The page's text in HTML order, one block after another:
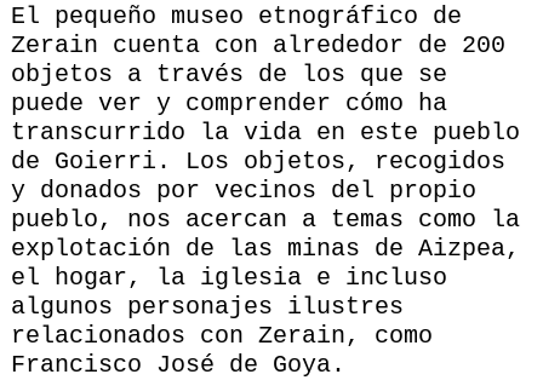
El pequeño museo etnográfico de
Zerain cuenta con alrededor de 200
objetos a través de los que se
puede ver y comprender cómo ha
transcurrido la vida en este pueblo
de Goierri. Los objetos, recogidos
y donados por vecinos del propio
pueblo, nos acercan a temas como la
explotación de las minas de Aizpea,
el hogar, la iglesia e incluso
algunos personajes ilustres
relacionados con Zerain, como
Francisco José de Goya.